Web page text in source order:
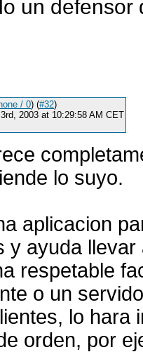
un defensor
/ 0) (#32)
2003 at 10:29:58 AM CET
lo suyo.
aplicacion
y ayuda
respetable
o un
lo hara
orden, por